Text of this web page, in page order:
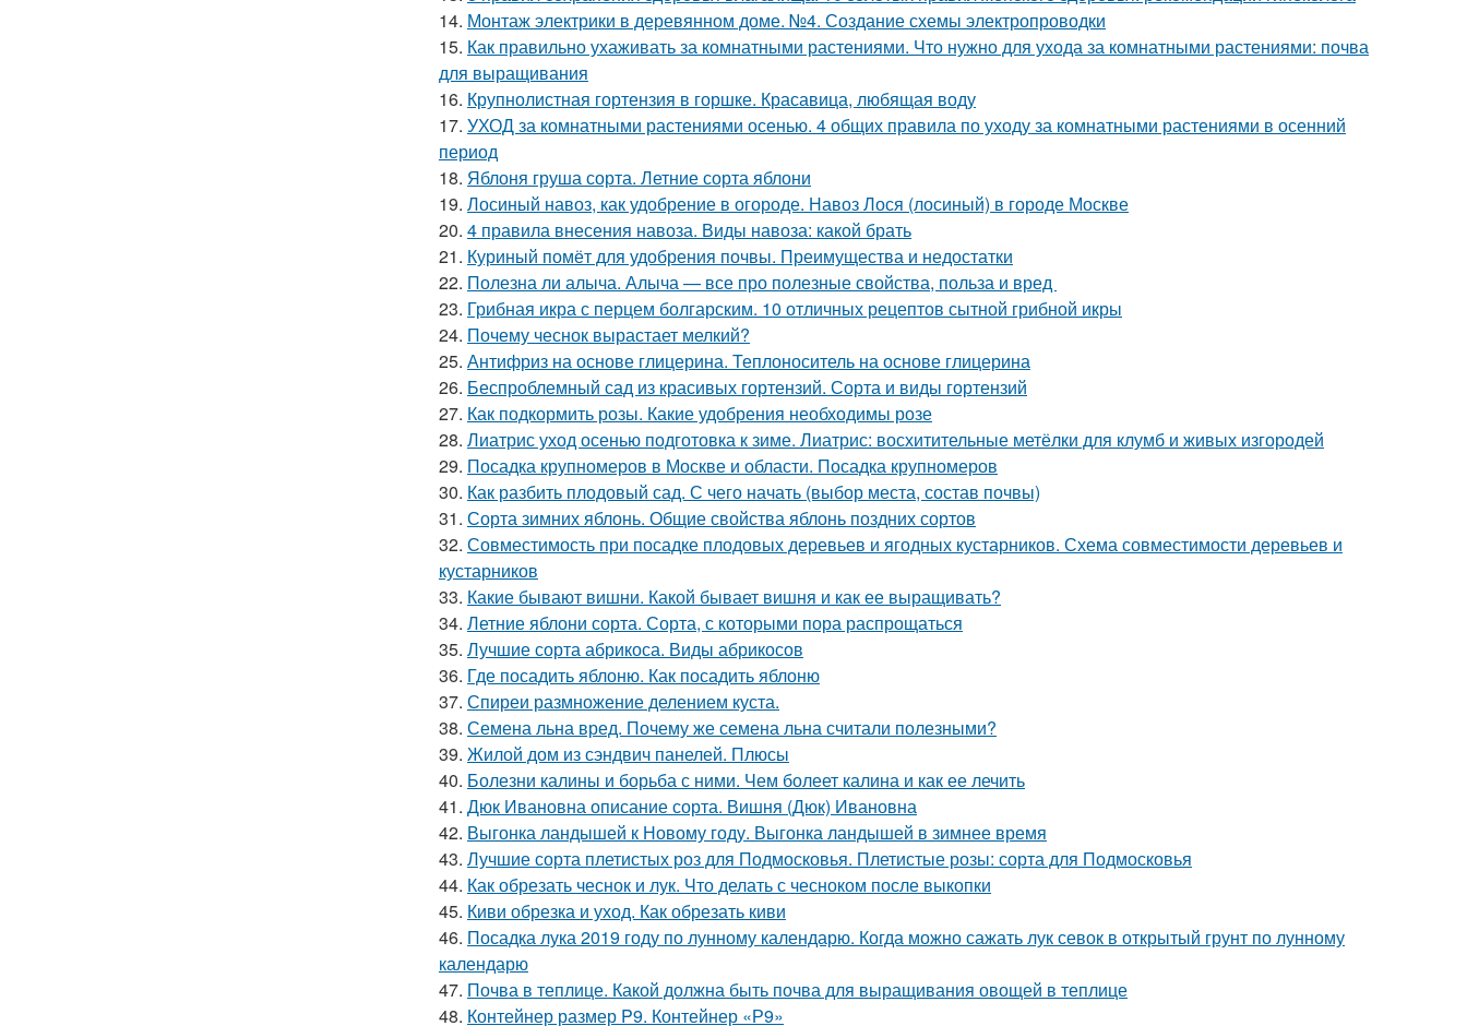
14. Монтаж электрики в деревянном доме. №4. Создание схемы электропроводки
15. Как правильно ухаживать за комнатными растениями. Что нужно для ухода за комнатными растениями: почва
для выращивания
16. Крупнолистная гортензия в горшке. Красавица, любящая воду
17. УХОД за комнатными растениями осенью. 4 общих правила по уходу за комнатными растениями в осенний
период
18. Яблоня груша сорта. Летние сорта яблони
19. Лосиный навоз, как удобрение в огороде. Навоз Лося (лосиный) в городе Москве
20. 4 правила внесения навоза. Виды навоза: какой брать
21. Куриный помёт для удобрения почвы. Преимущества и недостатки
22. Полезна ли алыча. Алыча — все про полезные свойства, польза и вред
23. Грибная икра с перцем болгарским. 10 отличных рецептов сытной грибной икры
24. Почему чеснок вырастает мелкий?
25. Антифриз на основе глицерина. Теплоноситель на основе глицерина
26. Беспроблемный сад из красивых гортензий. Сорта и виды гортензий
27. Как подкормить розы. Какие удобрения необходимы розе
28. Лиатрис уход осенью подготовка к зиме. Лиатрис: восхитительные метёлки для клумб и живых изгородей
29. Посадка крупномеров в Москве и области. Посадка крупномеров
30. Как разбить плодовый сад. С чего начать (выбор места, состав почвы)
31. Сорта зимних яблонь. Общие свойства яблонь поздних сортов
32. Совместимость при посадке плодовых деревьев и ягодных кустарников. Схема совместимости деревьев и
кустарников
33. Какие бывают вишни. Какой бывает вишня и как ее выращивать?
34. Летние яблони сорта. Сорта, с которыми пора распрощаться
35. Лучшие сорта абрикоса. Виды абрикосов
36. Где посадить яблоню. Как посадить яблоню
37. Спиреи размножение делением куста.
38. Семена льна вред. Почему же семена льна считали полезными?
39. Жилой дом из сэндвич панелей. Плюсы
40. Болезни калины и борьба с ними. Чем болеет калина и как ее лечить
41. Дюк Ивановна описание сорта. Вишня (Дюк) Ивановна
42. Выгонка ландышей к Новому году. Выгонка ландышей в зимнее время
43. Лучшие сорта плетистых роз для Подмосковья. Плетистые розы: сорта для Подмосковья
44. Как обрезать чеснок и лук. Что делать с чесноком после выкопки
45. Киви обрезка и уход. Как обрезать киви
46. Посадка лука 2019 году по лунному календарю. Когда можно сажать лук севок в открытый грунт по лунному
календарю
47. Почва в теплице. Какой должна быть почва для выращивания овощей в теплице
48. Контейнер размер P9. Контейнер «Р9»